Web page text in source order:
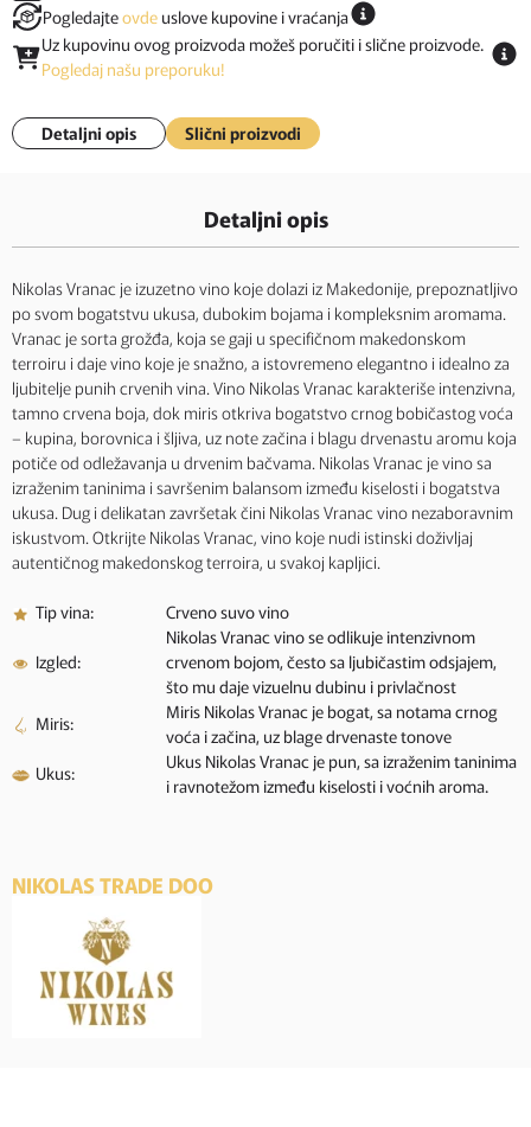
Pogledajteovde uslove kupovine i vraćanja
Uz kupovinu ovog proizvoda možeš poručiti i slične proizvode.
Pogledaj našu preporuku!
Detaljni opis Slični proizvodi
Detaljni opis
Nikolas Vranac je izuzetno vino koje dolazi iz Makedonije, prepoznatljivo
po svom bogatstvu ukusa, dubokim bojama i kompleksnim aromama.
Vranac je sorta grožđa, koja se gaji u specifičnom makedonskom
terroiru i daje vino koje je snažno, a istovremeno elegantno i idealno za
ljubitelje punih crvenih vina. Vino Nikolas Vranac karakteriše intenzivna,
tamno crvena boja, dok miris otkriva bogatstvo crnog bobičastog voća
– kupina, borovnica i šljiva, uz note začina i blagu drvenastu aromu koja
potiče od odležavanja u drvenim bačvama. Nikolas Vranac je vino sa
izraženim taninima i savršenim balansom između kiselosti i bogatstva
ukusa. Dug i delikatan završetak čini Nikolas Vranac vino nezaboravnim
iskustvom. Otkrijte Nikolas Vranac, vino koje nudi istinski doživljaj
autentičnog makedonskog terroira, u svakoj kapljici.
Tip vina: Crveno suvo vino
Izgled:
Nikolas Vranac vino se odlikuje intenzivnom
crvenom bojom, često sa ljubičastim odsjajem,
što mu daje vizuelnu dubinu i privlačnost
Miris:
Miris Nikolas Vranac je bogat, sa notama crnog
voća i začina, uz blage drvenaste tonove
Ukus:
Ukus Nikolas Vranac je pun, sa izraženim taninima
i ravnotežom između kiselosti i voćnih aroma.
NIKOLAS TRADE DOO